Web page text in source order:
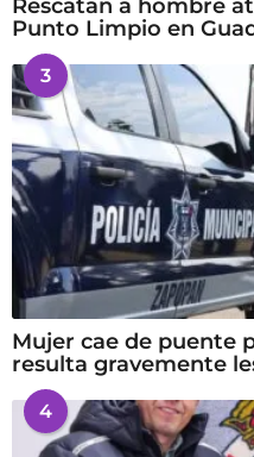
Rescatan a hombre
Punto Limpio en
3
Mujer cae de puente
resulta gravemente
4